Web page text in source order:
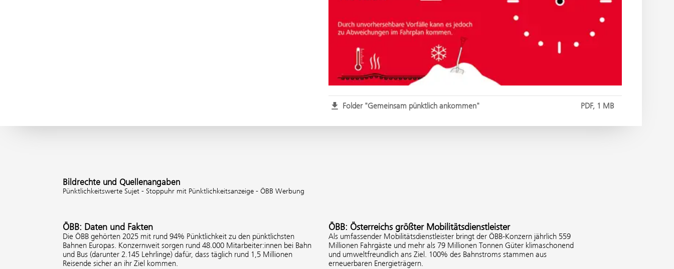
Folder "Gemeinsam pünktlich ankommen" PDF, 1 MB
Bildrechte und Quellenangaben
Pünktlichkeitswerte Sujet - Stoppuhr mit Pünktlichkeitsanzeige - ÖBB Werbung
ÖBB: Daten und Fakten
Die ÖBB gehörten 2025 mit rund 94% Pünktlichkeit zu den pünktlichsten
Bahnen Europas. Konzernweit sorgen rund 48.000 Mitarbeiter:innen bei Bahn
und Bus (darunter 2.145 Lehrlinge) dafür, dass täglich rund 1,5 Millionen
Reisende sicher an ihr Ziel kommen.
ÖBB: Österreichs größter Mobilitätsdienstleister
Als umfassender Mobilitätsdienstleister bringt der ÖBB-Konzern jährlich 559
Millionen Fahrgäste und mehr als 79 Millionen Tonnen Güter klimaschonend
und umweltfreundlich ans Ziel. 100% des Bahnstroms stammen aus
erneuerbaren Energieträgern.